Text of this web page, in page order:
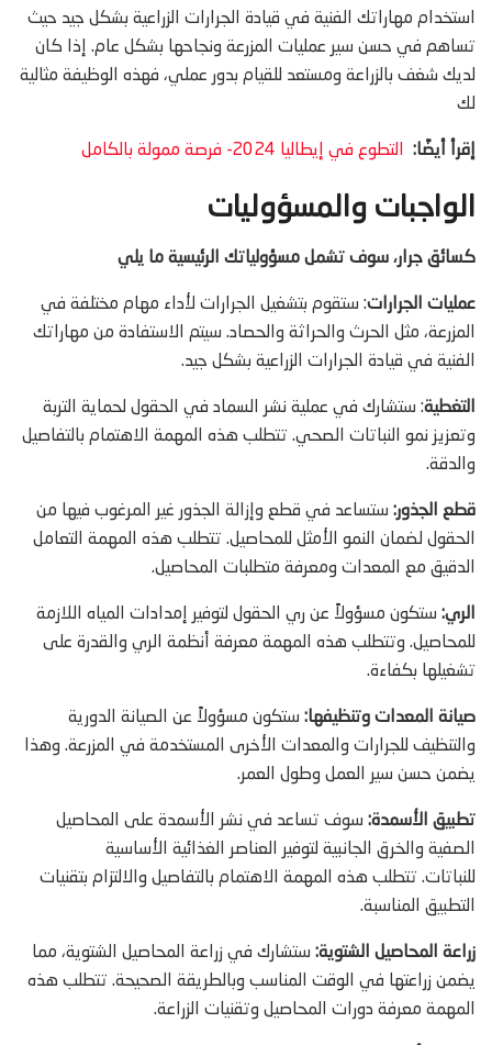
استخدام مهاراتك الفنية في قيادة الجرارات الزراعية بشكل جيد حيث
تساهم في حسن سير عمليات المزرعة ونجاحها بشكل عام. إذا كان
لديك شغف بالزراعة ومستعد للقيام بدور عملي، فهذه الوظيفة مثالية
لك
إقرأ أيضًا: التطوع في إيطاليا 2024- فرصة ممولة بالكامل
الواجبات والمسؤوليات
كسائق جرار، سوف تشمل مسؤولياتك الرئيسية ما يلي
عمليات الجرارات: ستقوم بتشغيل الجرارات لأداء مهام مختلفة في
المزرعة، مثل الحرث والحراثة والحصاد. سيتم الاستفادة من مهاراتك
الفنية في قيادة الجرارات الزراعية بشكل جيد.
التغطية: ستشارك في عملية نشر السماد في الحقول لحماية التربة
وتعزيز نمو النباتات الصحي. تتطلب هذه المهمة الاهتمام بالتفاصيل
والدقة.
قطع الجذور: ستساعد في قطع وإزالة الجذور غير المرغوب فيها من
الحقول لضمان النمو الأمثل للمحاصيل. تتطلب هذه المهمة التعامل
الدقيق مع المعدات ومعرفة متطلبات المحاصيل.
الري: ستكون مسؤولاً عن ري الحقول لتوفير إمدادات المياه اللازمة
للمحاصيل. وتتطلب هذه المهمة معرفة أنظمة الري والقدرة على
تشغيلها بكفاءة.
صيانة المعدات وتنظيفها: ستكون مسؤولاً عن الصيانة الدورية
والتنظيف للجرارات والمعدات الأخرى المستخدمة في المزرعة. وهذا
يضمن حسن سير العمل وطول العمر.
تطبيق الأسمدة: سوف تساعد في نشر الأسمدة على المحاصيل
الصفية والخرق الجانبية لتوفير العناصر الغذائية الأساسية
للنباتات. تتطلب هذه المهمة الاهتمام بالتفاصيل والالتزام بتقنيات
التطبيق المناسبة.
زراعة المحاصيل الشتوية: ستشارك في زراعة المحاصيل الشتوية، مما
يضمن زراعتها في الوقت المناسب وبالطريقة الصحيحة. تتطلب هذه
المهمة معرفة دورات المحاصيل وتقنيات الزراعة.